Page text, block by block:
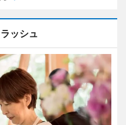
ッシュ